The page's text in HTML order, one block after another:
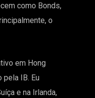
como Bonds,
o
em Hong
IB. Eu
e na Irlanda,